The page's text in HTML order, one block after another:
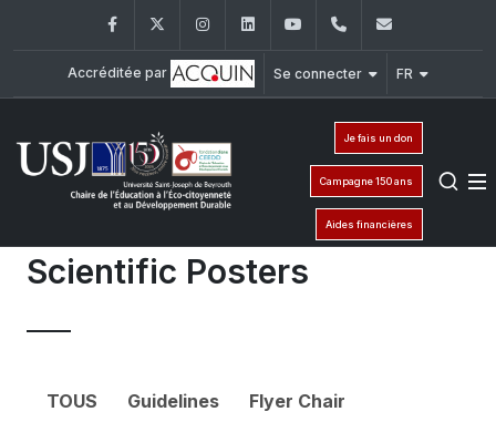
FacebookTwitter InstagramLinkedInYouTube961-1-421000
Accréditée par Se connecter FR
Je fais un don
Campagne 150 ans
Aides financières
Scientific Posters
TOUS Guidelines Flyer Chair